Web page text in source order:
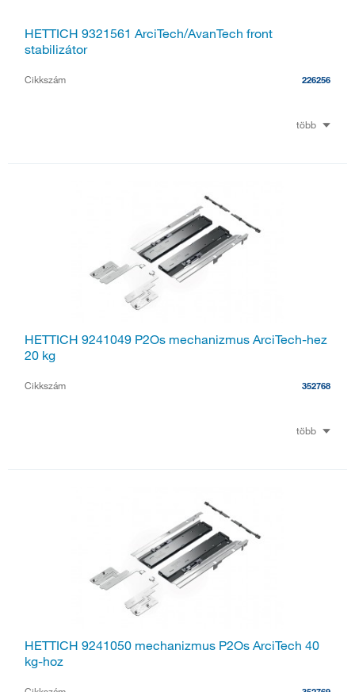
HETTICH 9321561 ArciTech/AvanTech front
stabilizátor
Cikkszám 226256
több
HETTICH 9241049 P2Os mechanizmus ArciTech-hez
20 kg
Cikkszám 352768
több
HETTICH 9241050 mechanizmus P2Os ArciTech 40
kg-hoz